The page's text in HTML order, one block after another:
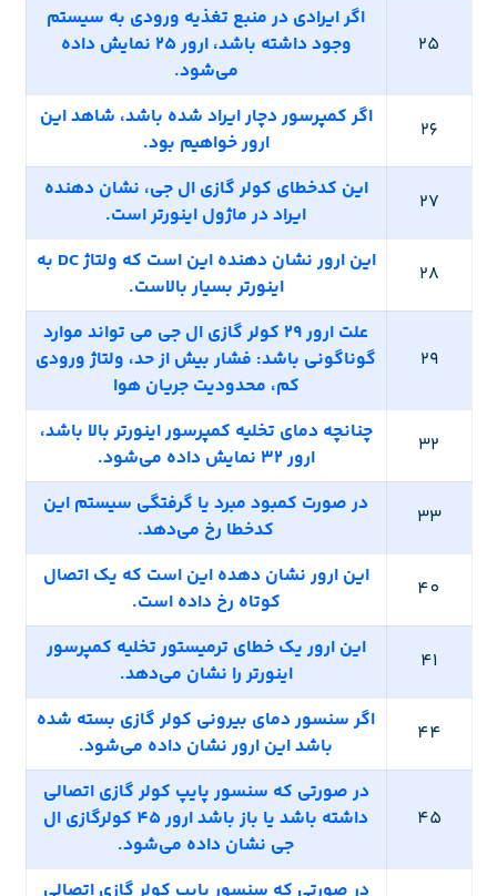
25
اگر ایرادی در منبع تغذیه ورودی به سیستم
وجود داشته باشد، ارور 25 نمایش داده
می‌شود.
26
اگر کمپرسور دچار ایراد شده باشد، شاهد این
ارور خواهیم بود.
27
این کدخطای کولر گازی ال جی، نشان دهنده
ایراد در ماژول اینورتر است.
28
این ارور نشان دهنده این است که ولتاژ DC به
اینورتر بسیار بالاست.
29
علت ارور 29 کولر گازی ال جی می تواند موارد
گوناگونی باشد: فشار بیش از حد، ولتاژ ورودی
کم، محدودیت جریان هوا
32
چنانچه دمای تخلیه کمپرسور اینورتر بالا باشد،
ارور 32 نمایش داده می‌شود.
33
در صورت کمبود مبرد یا گرفتگی سیستم این
کدخطا رخ می‌دهد.
40
این ارور نشان دهده این است که یک اتصال
کوتاه رخ داده است.
41
این ارور یک خطای ترمیستور تخلیه کمپرسور
اینورتر را نشان می‌دهد.
44
اگر سنسور دمای بیرونی کولر گازی بسته شده
باشد این ارور نشان داده می‌شود.
45
در صورتی که سنسور پایپ کولر گازی اتصالی
داشته باشد یا باز باشد ارور 45 کولرگازی ال
جی نشان داده می‌شود.